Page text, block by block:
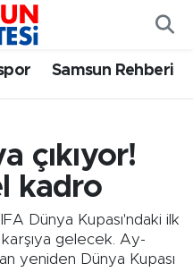
Samsun Rehberi
çıkıyor!
kadro
Dünya Kupası'ndaki ilk
gelecek. Ay-
yeniden Dünya Kupası
ve Fikstür